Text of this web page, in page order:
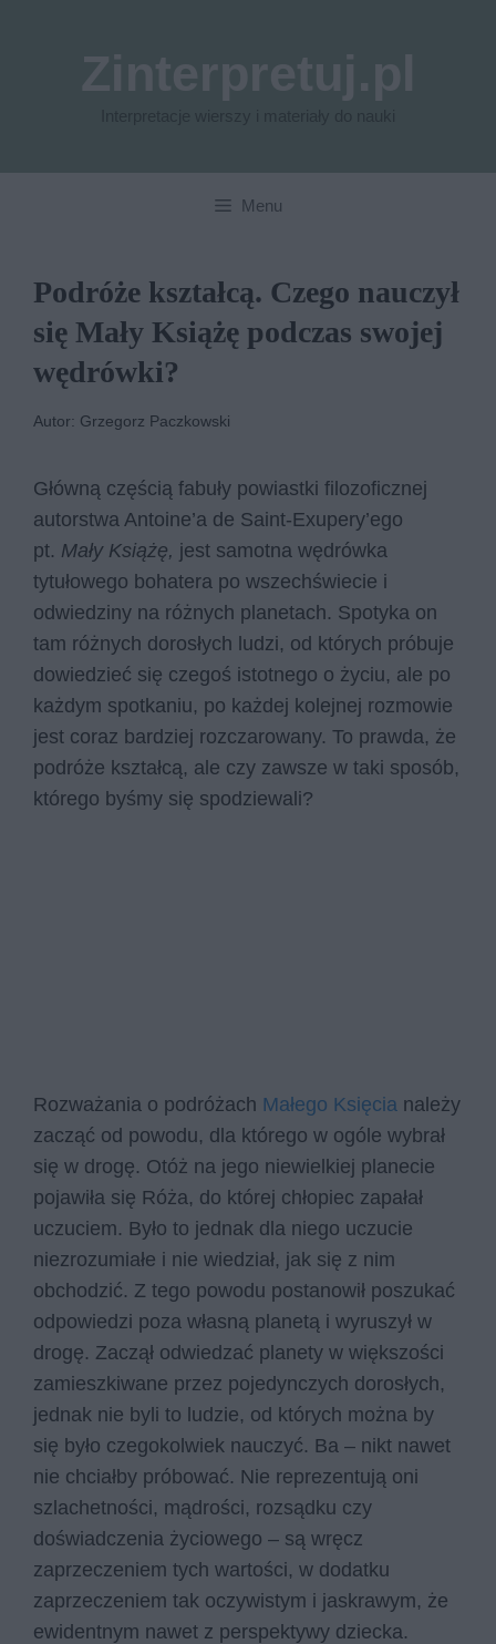
Menu
Podróże kształcą. Czego nauczył
się Mały Książę podczas swojej
wędrówki?
Autor: Grzegorz Paczkowski
Główną częścią fabuły powiastki filozoficznej
autorstwa Antoine’a de Saint-Exupery’ego
pt. Mały Książę, jest samotna wędrówka
tytułowego bohatera po wszechświecie i
odwiedziny na różnych planetach. Spotyka on
tam różnych dorosłych ludzi, od których próbuje
dowiedzieć się czegoś istotnego o życiu, ale po
każdym spotkaniu, po każdej kolejnej rozmowie
jest coraz bardziej rozczarowany. To prawda, że
podróże kształcą, ale czy zawsze w taki sposób,
którego byśmy się spodziewali?
Rozważania o podróżach Małego Księcia należy
zacząć od powodu, dla którego w ogóle wybrał
się w drogę. Otóż na jego niewielkiej planecie
pojawiła się Róża, do której chłopiec zapałał
uczuciem. Było to jednak dla niego uczucie
niezrozumiałe i nie wiedział, jak się z nim
obchodzić. Z tego powodu postanowił poszukać
odpowiedzi poza własną planetą i wyruszył w
drogę. Zaczął odwiedzać planety w większości
zamieszkiwane przez pojedynczych dorosłych,
jednak nie byli to ludzie, od których można by
się było czegokolwiek nauczyć. Ba – nikt nawet
nie chciałby próbować. Nie reprezentują oni
szlachetności, mądrości, rozsądku czy
doświadczenia życiowego – są wręcz
zaprzeczeniem tych wartości, w dodatku
zaprzeczeniem tak oczywistym i jaskrawym, że
ewidentnym nawet z perspektywy dziecka.